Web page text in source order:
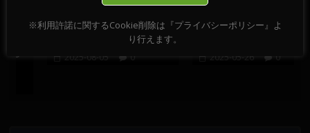
【 情報・掲示板／チ
ャート・チェック 】
2025-08-05
【 情報・掲示板／チ
ャート・チェック 】
2025-05-26
※利用許諾に関するCookie削除は『プライバシーポリシー』よ
り行えます。